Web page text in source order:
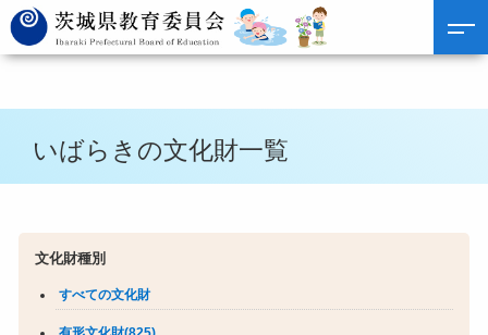
いばらきの文化財一覧
文化財種別
すべての文化財